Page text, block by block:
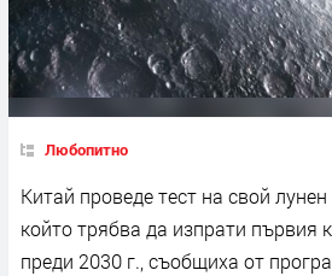
Любопитно
Китай проведе тест на свой
който трябва да изпрати първия
преди 2030 г., съобщиха от